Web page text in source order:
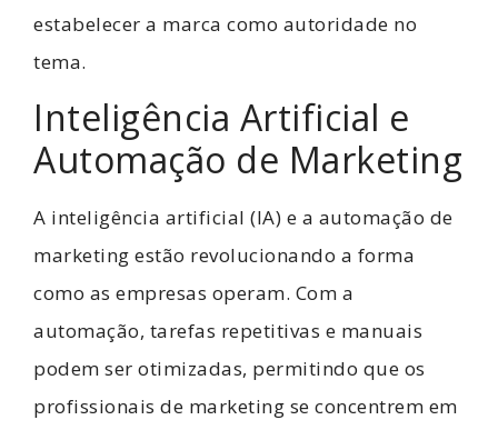
estabelecer a marca como autoridade no
tema.
Inteligência Artificial e
Automação de Marketing
A inteligência artificial (IA) e a automação de
marketing estão revolucionando a forma
como as empresas operam. Com a
automação, tarefas repetitivas e manuais
podem ser otimizadas, permitindo que os
profissionais de marketing se concentrem em